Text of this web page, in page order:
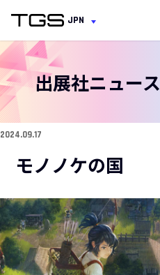
JPN
出展社ニュース
2024.09.17
モノノケの国